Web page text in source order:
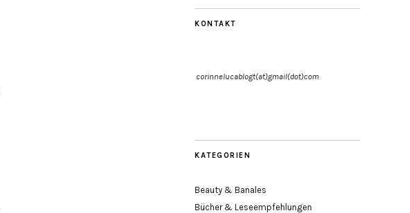
KONTAKT
corinnelucablogt(at)gmail(dot)com
KATEGORIEN
Beauty & Banales
Bücher & Leseempfehlungen